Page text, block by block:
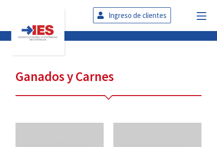
Ingreso de clientes
Ganados y Carnes